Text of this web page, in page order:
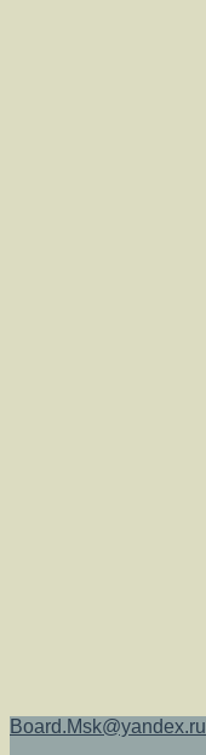
Board.Msk@yandex.ru